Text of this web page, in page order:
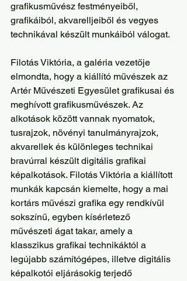
grafikusművész festményeiből,
grafikáiból, akvarelljeiből és vegyes
technikával készült munkáiból válogat.
Filotás Viktória, a galéria vezetője
elmondta, hogy a kiállító művészek az
Artér Művészeti Egyesület grafikusai és
meghívott grafikusművészek. Az
alkotások között vannak nyomatok,
tusrajzok, növényi tanulmányrajzok,
akvarellek és különleges technikai
bravúrral készült digitális grafikai
képalkotások. Filotás Viktória a kiállított
munkák kapcsán kiemelte, hogy a mai
kortárs művészi grafika egy rendkívül
sokszínű, egyben kísérletező
művészeti ágat takar, amely a
klasszikus grafikai technikáktól a
legújabb számítógépes, illetve digitális
képalkotói eljárásokig terjedő